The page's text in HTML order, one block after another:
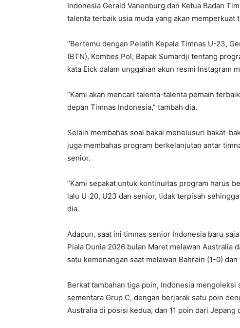
Indonesia Gerald Vanenburg dan Ketua Badan
talenta terbaik usia muda yang akan memperkuat
“Bertemu dengan Pelatih Kepala Timnas U-23,
(BTN), Kombes Pol, Bapak Sumardji tentang
kata Eick dalam unggahan akun resmi Instagram
“Kami akan mencari talenta-talenta pemain
depan Timnas Indonesia,” tambah dia.
Selain membahas soal bakal menelusuri bakat-
juga membahas program berkelanjutan antar
senior.
“Kami sepakat untuk kontinuitas program harus
lalu U-20, U23 dan senior, tidak terpisah
dia.
Adapun, saat ini timnas senior Indonesia baru
Piala Dunia 2026 bulan Maret melawan Australia
satu kemenangan saat melawan Bahrain (1-0)
Berkat tambahan tiga poin, Indonesia
sementara Grup C, dengan berjarak satu poin
Australia di posisi kedua, dan 11 poin dari Jepang